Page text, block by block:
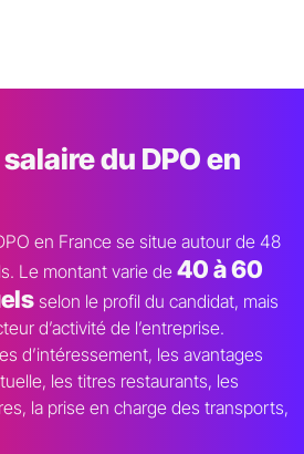
du DPO en
en France se situe autour de 48
Le montant varie de 40 à 60
selon le profil du candidat, mais
d’activité de l’entreprise.
d’intéressement, les avantages
les titres restaurants, les
la prise en charge des transports,